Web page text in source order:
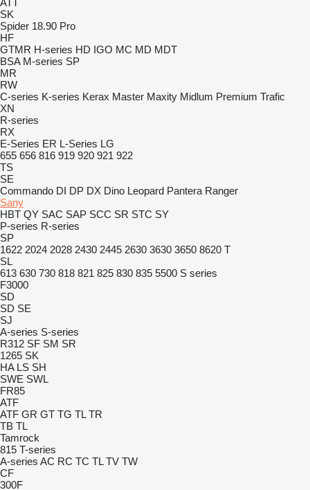
ATT
SK
Spider 18.90 Pro
HF
GTMR H-series HD IGO MC MD MDT
BSA M-series SP
MR
RW
C-series K-series Kerax Master Maxity Midlum Premium Trafic
XN
R-series
RX
E-Series ER L-Series LG
655 656 816 919 920 921 922
TS
SE
Commando DI DP DX Dino Leopard Pantera Ranger
Sany
HBT QY SAC SAP SCC SR STC SY
P-series R-series
SP
1622 2024 2028 2430 2445 2630 3630 3650 8620 T
SL
613 630 730 818 821 825 830 835 5500 S series
F3000
SD
SD SE
SJ
A-series S-series
R312 SF SM SR
1265 SK
HA LS SH
SWE SWL
FR85
ATF
ATF GR GT TG TL TR
TB TL
Tamrock
815 T-series
A-series AC RC TC TL TV TW
CF
300F